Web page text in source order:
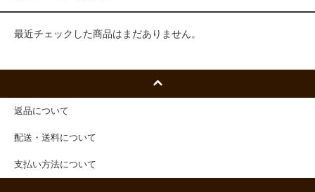
最近チェックした商品はまだありません。
返品について
配送・送料について
支払い方法について